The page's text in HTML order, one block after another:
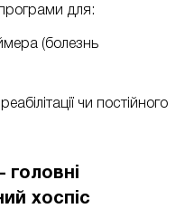
програми для:
(болезнь
чи постійного
хоспіс